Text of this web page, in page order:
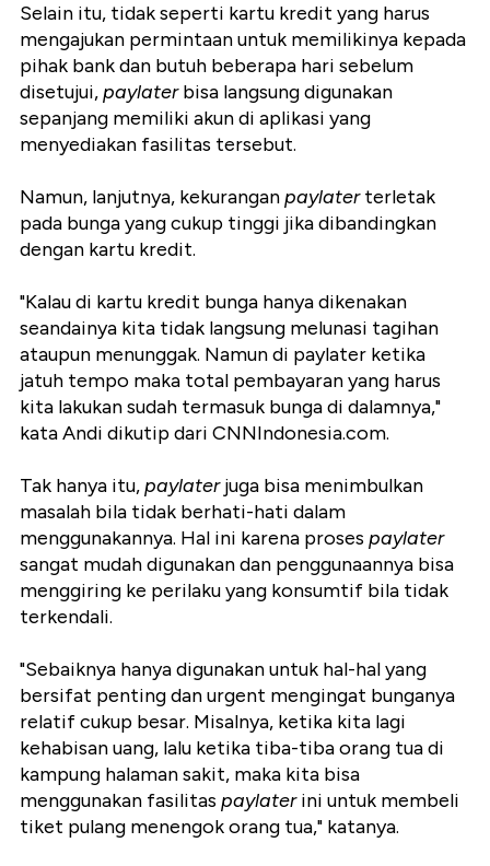
Selain itu, tidak seperti kartu kredit yang harus
mengajukan permintaan untuk memilikinya kepada
pihak bank dan butuh beberapa hari sebelum
disetujui,paylaterbisa langsung digunakan
sepanjang memiliki akun di aplikasi yang
menyediakan fasilitas tersebut.
Namun, lanjutnya, kekuranganpaylaterterletak
pada bunga yang cukup tinggi jika dibandingkan
dengan kartu kredit.
"Kalau di kartu kredit bunga hanya dikenakan
seandainya kita tidak langsung melunasi tagihan
ataupun menunggak. Namun di paylater ketika
jatuh tempo maka total pembayaran yang harus
kita lakukan sudah termasuk bunga di dalamnya,"
kata Andi dikutip dari CNNIndonesia.com.
Tak hanya itu,paylaterjuga bisa menimbulkan
masalah bila tidak berhati-hati dalam
menggunakannya. Hal ini karena proses paylater
sangat mudah digunakan dan penggunaannya bisa
menggiring ke perilaku yang konsumtif bila tidak
terkendali.
"Sebaiknya hanya digunakan untuk hal-hal yang
bersifat penting dan urgent mengingat bunganya
relatif cukup besar. Misalnya, ketika kita lagi
kehabisan uang, lalu ketika tiba-tiba orang tua di
kampung halaman sakit, maka kita bisa
menggunakan fasilitas paylaterini untuk membeli
tiket pulang menengok orang tua," katanya.